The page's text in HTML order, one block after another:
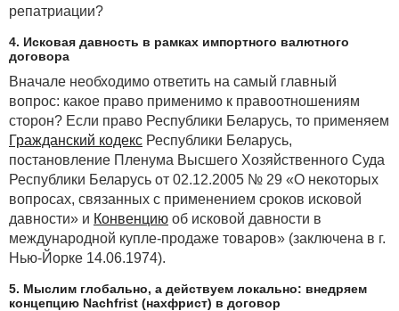
репатриации?
4. Исковая давность в рамках импортного валютного
договора
Вначале необходимо ответить на самый главный
вопрос: какое право применимо к правоотношениям
сторон? Если право Республики Беларусь, то применяем
Гражданский кодекс Республики Беларусь,
постановление Пленума Высшего Хозяйственного Суда
Республики Беларусь от 02.12.2005 № 29 «О некоторых
вопросах, связанных с применением сроков исковой
давности» и Конвенцию об исковой давности в
международной купле-продаже товаров» (заключена в г.
Нью-Йорке 14.06.1974).
5. Мыслим глобально, а действуем локально: внедряем
концепцию Nachfrist (нахфрист) в договор